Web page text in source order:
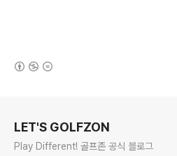
LET'S GOLFZON
Play Different! 골프존 공식 블로그